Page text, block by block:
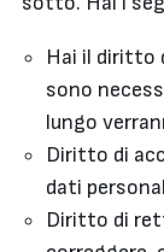
Hai il diritto
sono
lungo
Diritto di
dati
Diritto di